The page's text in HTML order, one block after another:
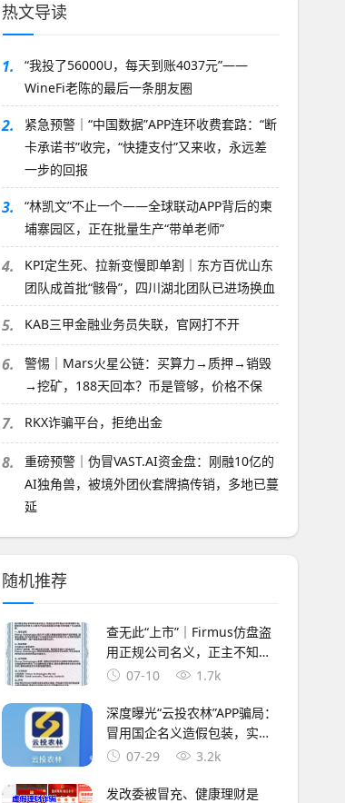
热文导读
1.
“我投了56000U，每天到账4037元”——
WineFi老陈的最后一条朋友圈
2.
紧急预警｜“中国数据”APP连环收费套路：“断
卡承诺书”收完，“快捷支付”又来收，永远差
一步的回报
3.
“林凯文”不止一个——全球联动APP背后的柬
埔寨园区，正在批量生产“带单老师”
4.
KPI定生死、拉新变慢即单割｜东方百优山东
团队成首批“骸骨”，四川湖北团队已进场换血
5. KAB三甲金融业务员失联，官网打不开
6.
警惕｜Mars火星公链：买算力→质押→销毁
→挖矿，188天回本？币是管够，价格不保
7. RKX诈骗平台，拒绝出金
8.
重磅预警｜伪冒VAST.AI资金盘：刚融10亿的
AI独角兽，被境外团伙套牌搞传销，多地已蔓
延
随机推荐
查无此“上市”｜Firmus仿盘盗
用正规公司名义，正主不知
道，骗子替你“上市”了
07-10 1.7k
深度曝光“云投农林”APP骗局：
冒用国企名义造假包装，实为
庞氏资金盘！！
07-29 3.2k
发改委被冒充、健康理财是